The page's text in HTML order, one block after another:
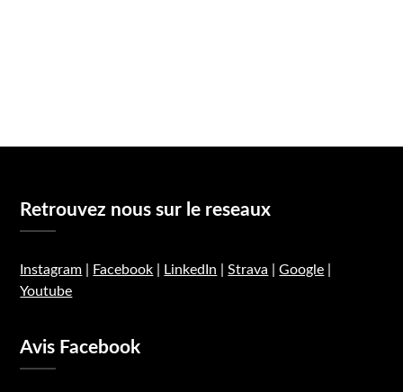
Retrouvez nous sur le reseaux
Instagram Facebook LinkedIn |Strava |Google
Youtube
Avis Facebook